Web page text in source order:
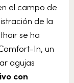
el campo de
de la
se ha
In, un
agujas
con